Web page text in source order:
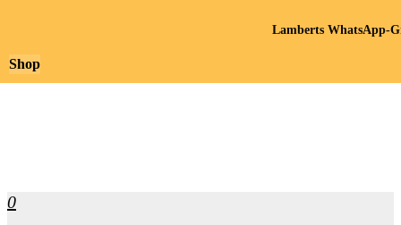
0
Shop
Lamberts WhatsApp-